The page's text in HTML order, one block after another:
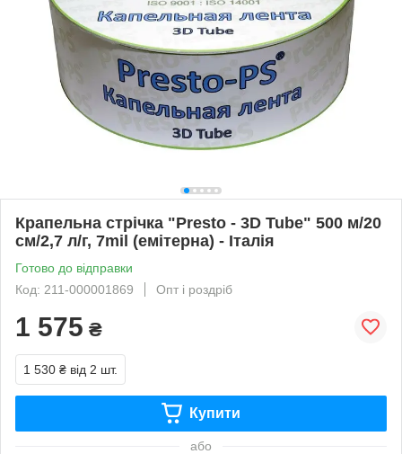
Крапельна стрічка "Presto - 3D Tube" 500 м/20
см/2,7 л/г, 7mil (емітерна) - Італія
Готово до відправки
Код: 211-000001869
Опт і роздріб
1 575 ₴
1 530 ₴ від 2 шт.
Купити
або